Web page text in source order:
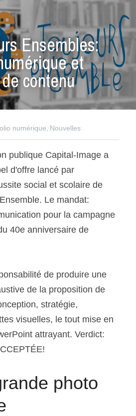
et
contenu
numérique, Nouvelles
publique Capital-Image a
d'offre lancé par
social et scolaire de
Le mandat:
pour la campagne
40e anniversaire de
de produire une
de la proposition de
stratégie,
visuelles, le tout mise en
attrayant. Verdict:
photo